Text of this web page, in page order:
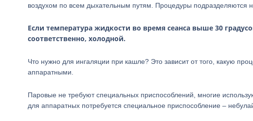
воздухом по всем дыхательным путям. Процедуры подразделяются
Если температура жидкости во время сеанса выше 30
соответственно, холодной.
Что нужно для ингаляции при кашле? Это зависит от того, какую
аппаратными.
Паровые не требуют специальных приспособлений, многие
для аппаратных потребуется специальное приспособление –